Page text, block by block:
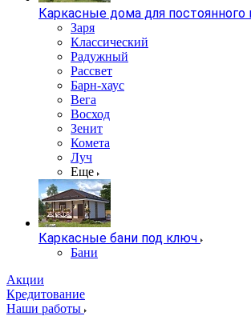
Каркасные дома для постоянного
Заря
Классический
Радужный
Рассвет
Барн-хаус
Вега
Восход
Зенит
Комета
Луч
Еще
Каркасные бани под ключ
Бани
Акции
Кредитование
Наши работы